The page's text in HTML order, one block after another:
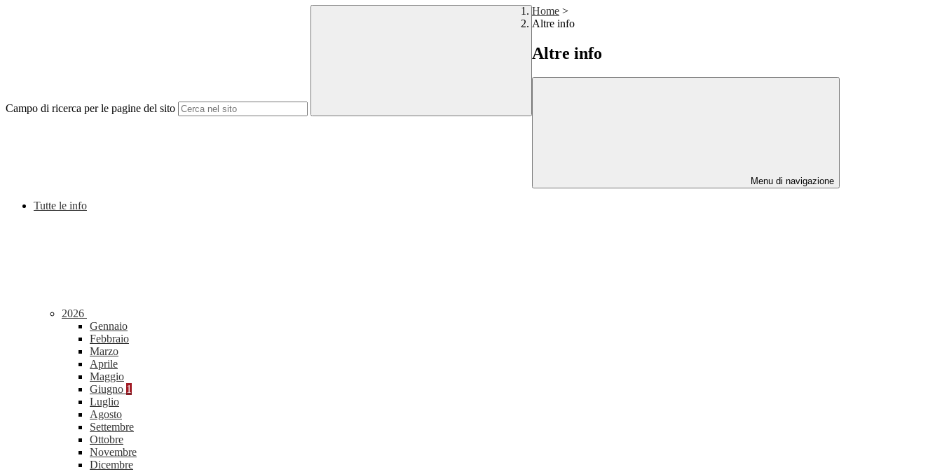
Campo di ricerca per le pagine del sito
Home >
Altre info
Altre info
Menu di navigazione
Tutte le info
2026
Gennaio
Febbraio
Marzo
Aprile
Maggio
Giugno 1
Luglio
Agosto
Settembre
Ottobre
Novembre
Dicembre